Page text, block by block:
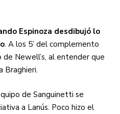
Espinoza desdibujó lo
. A los 5’ del complemento
Newell’s, al entender que
Braghieri.
de Sanguinetti se
a Lanús. Poco hizo el